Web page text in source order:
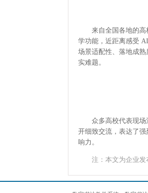
来自全国各地的高校
学功能，近距离感受
场景适配性、落地成
实难题。
众多高校代表现场深
开细致交流，表达了
响力。
注：本文为企业